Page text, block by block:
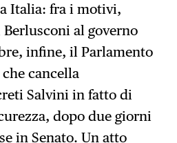
Italia: fra i motivi,
al governo
infine, il Parlamento
cancella
Salvini in fatto di
dopo due giorni
in Senato. Un atto